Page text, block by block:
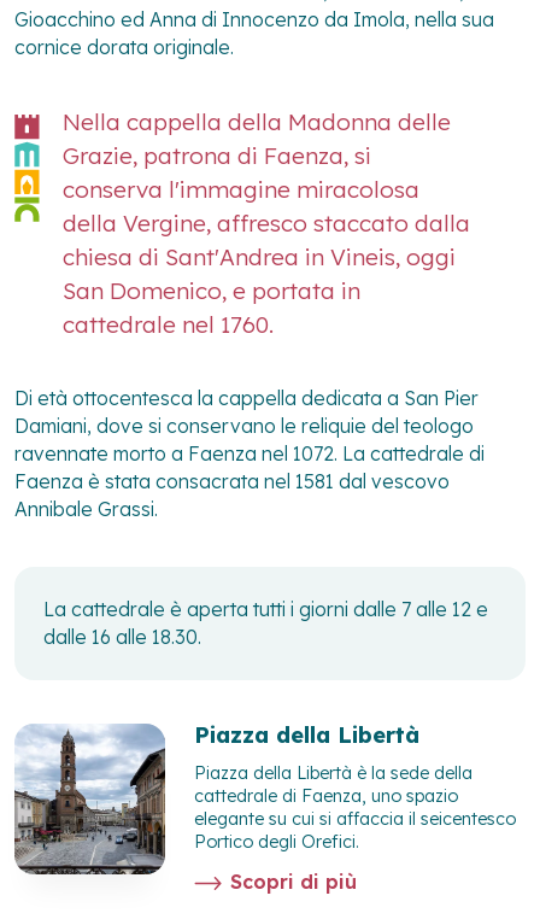
Gioacchino ed Anna di Innocenzo da Imola, nella sua
cornice dorata originale.
Nella cappella della Madonna delle
Grazie, patrona di Faenza, si
conserva l'immagine miracolosa
della Vergine, affresco staccato dalla
chiesa di Sant'Andrea in Vineis, oggi
San Domenico, e portata in
cattedrale nel 1760.
Di età ottocentesca la cappella dedicata a San Pier
Damiani, dove si conservano le reliquie del teologo
ravennate morto a Faenza nel 1072. La cattedrale di
Faenza è stata consacrata nel 1581 dal vescovo
Annibale Grassi.
La cattedrale è aperta tutti i giorni dalle 7 alle 12 e
dalle 16 alle 18.30.
Piazza della Libertà
Piazza della Libertà è la sede della
cattedrale di Faenza, uno spazio
elegante su cui si affaccia il seicentesco
Portico degli Orefici.
Scopri di più